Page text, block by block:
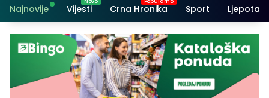
Najnovije Vijesti Crna Hronika Sport Ljepota i